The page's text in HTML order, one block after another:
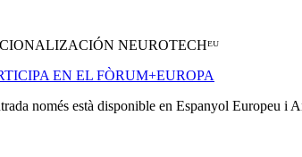
NEUROTECHᴱᵁ
EN EL FÒRUM+EUROPA
només està disponible en Espanyol Europeu i